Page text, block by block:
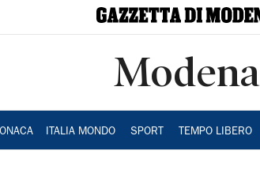
Modena
ITALIA MONDO SPORT TEMPO LIBERO